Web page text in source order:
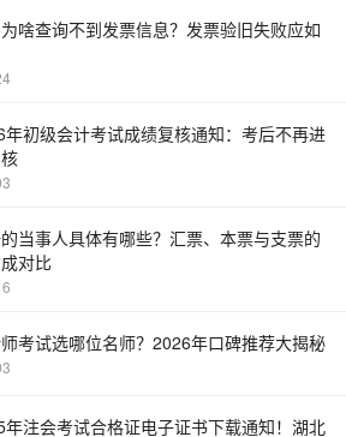
啥查询不到发票信息？发票验旧失败应如
年初级会计考试成绩复核通知：考后不再进
当事人具体有哪些？汇票、本票与支票的
对比
考试选哪位名师？2026年口碑推荐大揭秘
注会考试合格证电子证书下载通知！湖北